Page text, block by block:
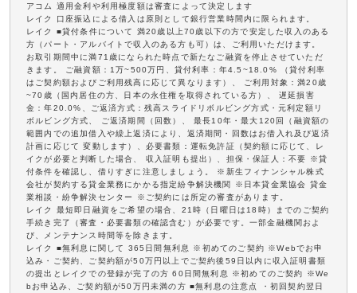
アコム 適用金利や利用極度額は審査によって決定します
レイク 口座振込による借入は原則として銀行営業時間内に限られます。
レイク ■貸付条件について 満20歳以上70歳以下の方で安定した収入のある
方（パート・アルバイトで収入のある方も可）は、ご利用いただけます。
お取引期間中に満71歳になられた時点で新たなご融資を停止させていただ
きます。 ご融資額：1万~500万円、貸付利率：年4.5~18.0% （貸付利率
はご契約額およびご利用残高に応じて異なります）、 ご利用対象：満20歳
~70歳（国内居住の方、日本の永住権を取得されている方）、 遅延損害
金：年20.0%、ご返済方式：残高スライドリボルビング方式・元利定額リ
ボルビング方式、 ご返済期間（回数）、 最長10年・最大120回（融資額の
範囲内での追加借入や繰上返済により、返済期間・回数はお借入れ及び返済
計画に応じて 変動します）、必要書類：運転免許証（契約額に応じて、レ
イクが必要と判断した場合、 収入証明も提出）、担保・保証人：不要 ※貸
付条件を確認し、借りすぎに注意しましょう。 ※新生フィナンシャル株式
会社が契約する貸金業務にかかる指定紛争解決機関 ※日本貸金業協会 貸金
業相談・紛争解決センター ※ご契約には所定の審査があります。
レイク 最短即日融資をご希望の場合、21時（日曜日は18時）までのご契約
手続き完了（審査・必要書類の確認含む）が必要です。一部金融機関およ
び、メンテナンス時間等を除きます。
レイク ■無利息に関して 365日間無利息 ※初めてのご契約 ※Webでお申
込み・ご契約、ご契約額が50万円以上でご契約後59日以内に収入証明書類
の提出とレイクでの登録が完了の方 60日間無利息 ※初めてのご契約 ※We
bお申込み、ご契約額が50万円未満の方 ■無利息の注意点 ・初回契約翌日